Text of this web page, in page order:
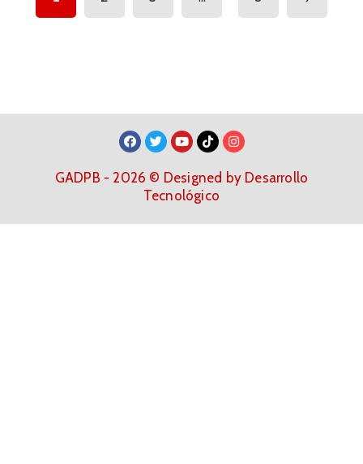
GADPB - 2026 © Designed by Desarrollo
Tecnológico